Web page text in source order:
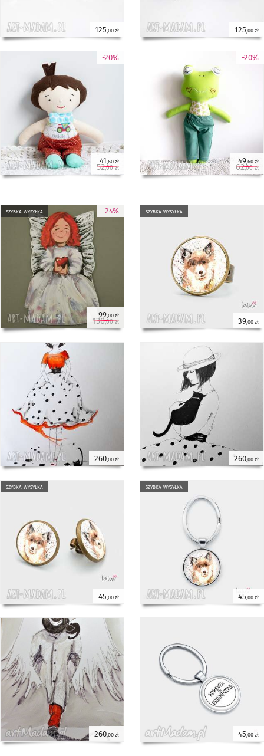
125 ,00 zł 125 ,00 zł
-20%
41,60 zł
52,00 zł
-20%
49,60 zł
62,00 zł
-24%
szybka wysyłka
99,00 zł
130,00 zł
szybka wysyłka
39,00 zł
260,00 zł 260,00 zł
szybka wysyłka
45 ,00 zł
szybka wysyłka
45 ,00 zł
260,00 zł 45,00 zł